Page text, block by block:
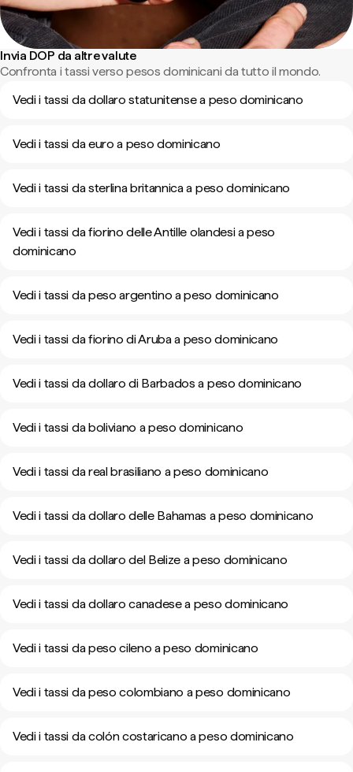
Invia DOP da altre valute
Confronta i tassi verso pesos dominicani da tutto il mondo.
Vedi i tassi da dollaro statunitense a peso dominicano
Vedi i tassi da euro a peso dominicano
Vedi i tassi da sterlina britannica a peso dominicano
Vedi i tassi da fiorino delle Antille olandesi a peso
dominicano
Vedi i tassi da peso argentino a peso dominicano
Vedi i tassi da fiorino di Aruba a peso dominicano
Vedi i tassi da dollaro di Barbados a peso dominicano
Vedi i tassi da boliviano a peso dominicano
Vedi i tassi da real brasiliano a peso dominicano
Vedi i tassi da dollaro delle Bahamas a peso dominicano
Vedi i tassi da dollaro del Belize a peso dominicano
Vedi i tassi da dollaro canadese a peso dominicano
Vedi i tassi da peso cileno a peso dominicano
Vedi i tassi da peso colombiano a peso dominicano
Vedi i tassi da colón costaricano a peso dominicano